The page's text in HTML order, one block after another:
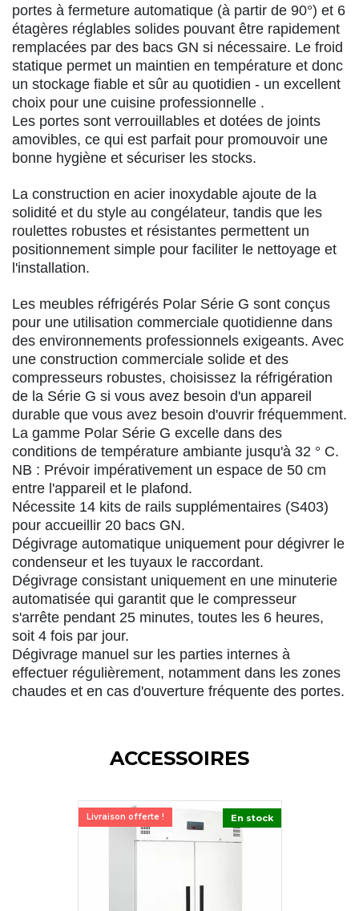
portes à fermeture automatique (à partir de 90°) et 6
étagères réglables solides pouvant être rapidement
remplacées par des bacs GN si nécessaire. Le froid
statique permet un maintien en température et donc
un stockage fiable et sûr au quotidien - un excellent
choix pour une cuisine professionnelle .
Les portes sont verrouillables et dotées de joints
amovibles, ce qui est parfait pour promouvoir une
bonne hygiène et sécuriser les stocks.
La construction en acier inoxydable ajoute de la
solidité et du style au congélateur, tandis que les
roulettes robustes et résistantes permettent un
positionnement simple pour faciliter le nettoyage et
l'installation.
Les meubles réfrigérés Polar Série G sont conçus
pour une utilisation commerciale quotidienne dans
des environnements professionnels exigeants. Avec
une construction commerciale solide et des
compresseurs robustes, choisissez la réfrigération
de la Série G si vous avez besoin d'un appareil
durable que vous avez besoin d'ouvrir fréquemment.
La gamme Polar Série G excelle dans des
conditions de température ambiante jusqu'à 32 ° C.
NB : Prévoir impérativement un espace de 50 cm
entre l'appareil et le plafond.
Nécessite 14 kits de rails supplémentaires (S403)
pour accueillir 20 bacs GN.
Dégivrage automatique uniquement pour dégivrer le
condenseur et les tuyaux le raccordant.
Dégivrage consistant uniquement en une minuterie
automatisée qui garantit que le compresseur
s'arrête pendant 25 minutes, toutes les 6 heures,
soit 4 fois par jour.
Dégivrage manuel sur les parties internes à
effectuer régulièrement, notamment dans les zones
chaudes et en cas d'ouverture fréquente des portes.
ACCESSOIRES
Livraison offerte ! En stock